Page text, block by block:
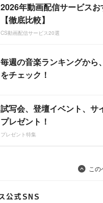
2026年動画配信サービス
【徹底比較】
CS動画配信サービス20選
毎週の音楽ランキングから
をチェック！
試写会、登壇イベント、サ
プレゼント！
プレゼント特集
こ